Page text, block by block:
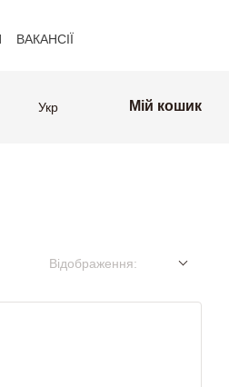
ВАКАНСІЇ
Укр Мій кошик
Відображення: